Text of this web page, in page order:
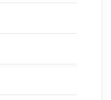
2026
Center